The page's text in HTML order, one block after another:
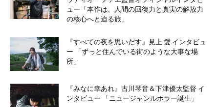
ュー「本作は、人間の回復力と真実の解放力
の核心へと迫る旅」
『すべての夜を思いだす』見上 愛 インタビュ
ー 「ずっと住んでいる街のような大事な場
所」
『みなに幸あれ』古川琴音＆下津優太監督 イ
ンタビュー 「ニュージャンルホラー誕生」